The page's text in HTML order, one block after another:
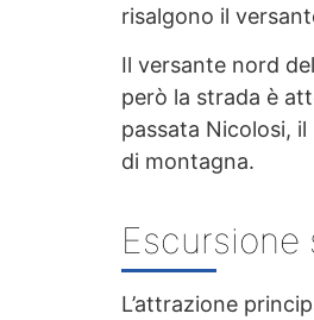
risalgono il
Il versante nord
però la strada è
passata Nicolosi,
di montagna.
Escursione
L’attrazione